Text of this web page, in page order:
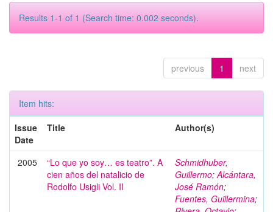
Results 1-1 of 1 (Search time: 0.002 seconds).
previous 1 next
Item hits:
Issue
Date
Title Author(s)
2005
“Lo que yo soy… es teatro”. A
cien años del natalicio de
Rodolfo Usigli Vol. II
Schmidhuber,
Guillermo;Alcántara,
José Ramón;
Fuentes, Guillermina;